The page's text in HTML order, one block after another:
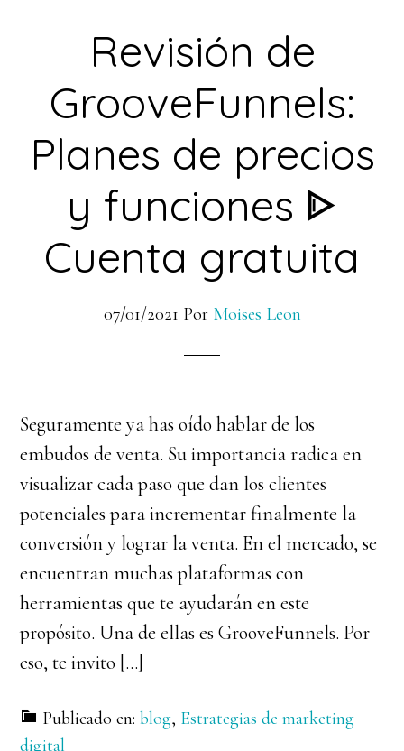
Revisión de
GrooveFunnels:
Planes de precios
y funciones ᐈ
Cuenta gratuita
07/01/2021 Por Moises Leon
Seguramente ya has oído hablar de los
embudos de venta. Su importancia radica en
visualizar cada paso que dan los clientes
potenciales para incrementar finalmente la
conversión y lograr la venta. En el mercado, se
encuentran muchas plataformas con
herramientas que te ayudarán en este
propósito. Una de ellas es GrooveFunnels. Por
eso, te invito […]
Publicado en:blog, Estrategias de marketing
digital